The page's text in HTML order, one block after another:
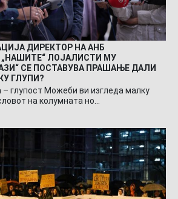
ДИРЕКТОР НА АНБ
ЛОЈАЛИСТИ МУ
СЕ ПОСТАВУВА ПРАШАЊЕ ДАЛИ
ГЛУПИ?
– глупост Можеби ви изгледа малку
на колумната но…